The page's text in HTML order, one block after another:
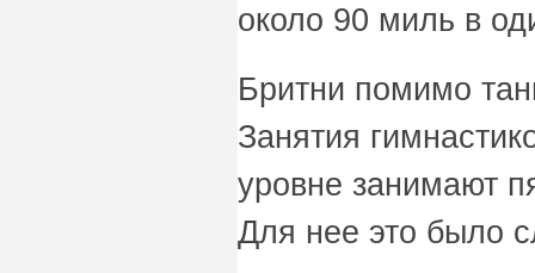
около 90 миль в
Бритни помимо
Занятия
уровне занимают
Для нее это было